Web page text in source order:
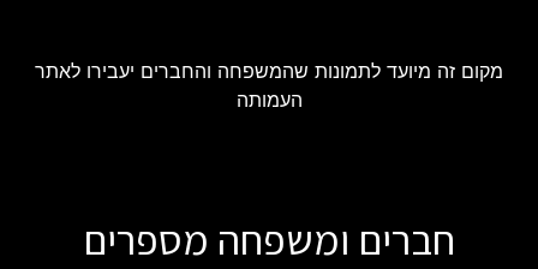
מקום זה מיועד לתמונות שהמשפחה והחברים יעבירו לאתר
העמותה
חברים ומשפחה מספרים